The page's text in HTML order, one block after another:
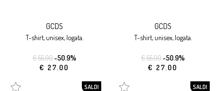
GCDS
t-shirt, unisex, logata.
€ 55.00-50.9%
€ 27.00
GCDS
t-shirt, unisex, logata.
€ 55.00-50.9%
€ 27.00
SALDI SALDI